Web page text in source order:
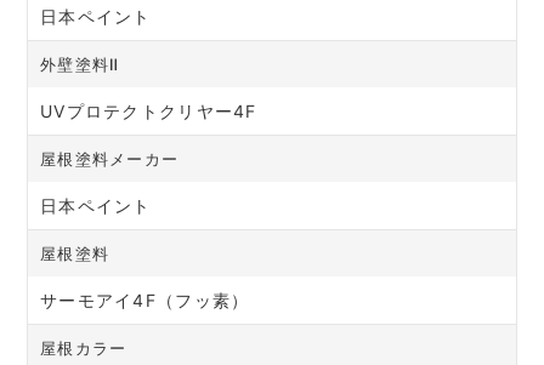
日本ペイント
外壁塗料Ⅱ
UVプロテクトクリヤー4F
屋根塗料メーカー
日本ペイント
屋根塗料
サーモアイ4F（フッ素）
屋根カラー